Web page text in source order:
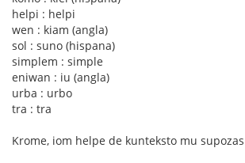
helpi : helpi
wen : kiam (angla)
sol : suno (hispana)
simplem : simple
eniwan : iu (angla)
urba : urbo
tra : tra
Krome, iom helpe de kunteksto mu